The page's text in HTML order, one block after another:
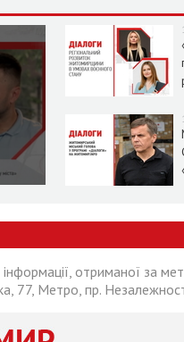
інформації, отриманої за
77, Метро, пр.